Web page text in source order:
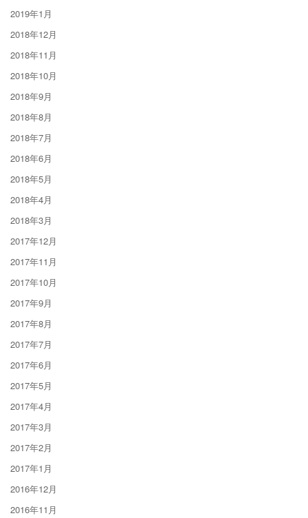
2019年1月
2018年12月
2018年11月
2018年10月
2018年9月
2018年8月
2018年7月
2018年6月
2018年5月
2018年4月
2018年3月
2017年12月
2017年11月
2017年10月
2017年9月
2017年8月
2017年7月
2017年6月
2017年5月
2017年4月
2017年3月
2017年2月
2017年1月
2016年12月
2016年11月